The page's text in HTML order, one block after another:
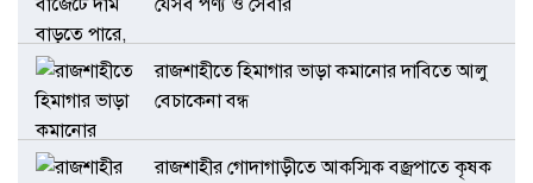
রাজশাহীতে হিমাগার ভাড়া কমানোর দাবিতে আলু
বেচাকেনা বন্ধ
রাজশাহীর গোদাগাড়ীতে আকস্মিক বজ্রপাতে কৃষক